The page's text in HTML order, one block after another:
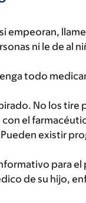
empeoran,
ni le de al
todo
No los tire
el
existir
para el
de su hijo,